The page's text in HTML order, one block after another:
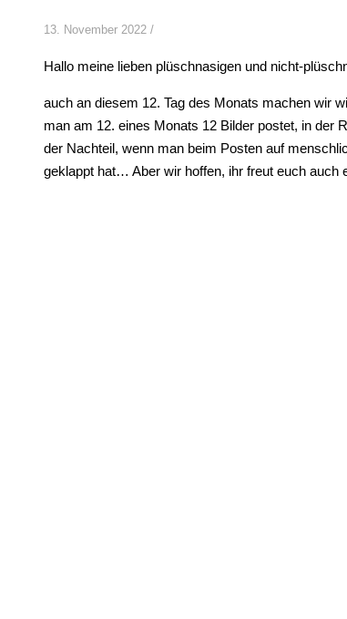
13. November 2022 /
Hallo meine lieben plüschnasigen und nicht-
auch an diesem 12. Tag des Monats machen wir
man am 12. eines Monats 12 Bilder postet, in der
der Nachteil, wenn man beim Posten auf
geklappt hat… Aber wir hoffen, ihr freut euch auch